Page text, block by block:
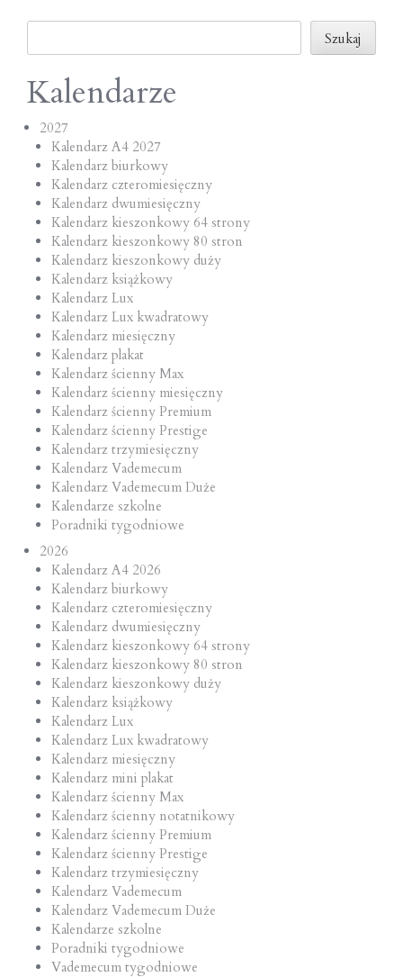
o
n
Szukaj
Szukaj
Kalendarze
2027
Kalendarz A4 2027
Kalendarz biurkowy
Kalendarz czteromiesięczny
Kalendarz dwumiesięczny
Kalendarz kieszonkowy 64 strony
Kalendarz kieszonkowy 80 stron
Kalendarz kieszonkowy duży
Kalendarz książkowy
Kalendarz Lux
Kalendarz Lux kwadratowy
Kalendarz miesięczny
Kalendarz plakat
Kalendarz ścienny Max
Kalendarz ścienny miesięczny
Kalendarz ścienny Premium
Kalendarz ścienny Prestige
Kalendarz trzymiesięczny
Kalendarz Vademecum
Kalendarz Vademecum Duże
Kalendarze szkolne
Poradniki tygodniowe
2026
Kalendarz A4 2026
Kalendarz biurkowy
Kalendarz czteromiesięczny
Kalendarz dwumiesięczny
Kalendarz kieszonkowy 64 strony
Kalendarz kieszonkowy 80 stron
Kalendarz kieszonkowy duży
Kalendarz książkowy
Kalendarz Lux
Kalendarz Lux kwadratowy
Kalendarz miesięczny
Kalendarz mini plakat
Kalendarz ścienny Max
Kalendarz ścienny notatnikowy
Kalendarz ścienny Premium
Kalendarz ścienny Prestige
Kalendarz trzymiesięczny
Kalendarz Vademecum
Kalendarz Vademecum Duże
Kalendarze szkolne
Poradniki tygodniowe
Vademecum tygodniowe